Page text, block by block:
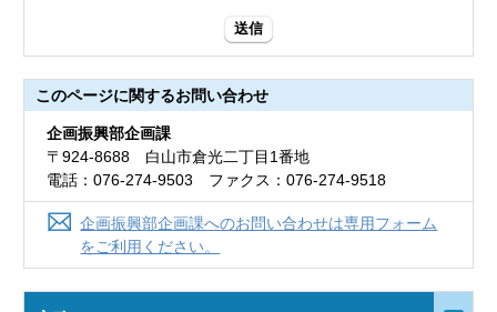
送信
このページに関するお問い合わせ
企画振興部企画課
〒924-8688 白山市倉光二丁目1番地
電話：076-274-9503 ファクス：076-274-9518
企画振興部企画課へのお問い合わせは専用フォーム
をご利用ください。